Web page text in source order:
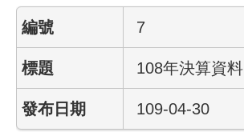
問
答
雙
語
詞
彙
7
108年決算資料
109-04-30